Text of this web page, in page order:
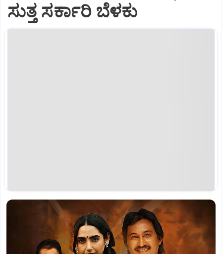
ಸುತ್ತ ಸರ್ಕಾರಿ ಬೆಳಕು